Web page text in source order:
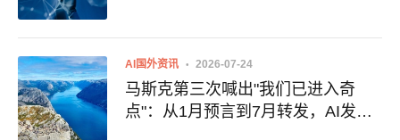
AI国外资讯 2026-07-24
马斯克第三次喊出"我们已进入奇
点"：从1月预言到7月转发，AI发展